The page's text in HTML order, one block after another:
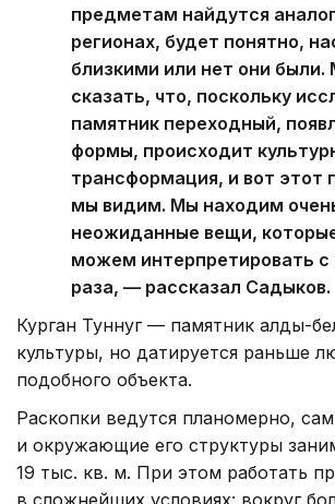
предметам найдутся
регионах, будет понятно,
близкими или нет они
сказать, что, поскольку
памятник переходный,
формы, происходит
трансформация, и вот этот
мы видим. Мы находим
неожиданные вещи,
можем интерпретировать с
раза, — рассказал Садыков.
Курган Туннуг — памятник алды-
культуры, но датируется раньше
подобного объекта.
Раскопки ведутся планомерно,
и окружающие его структуры
19 тыс. кв. м. При этом работать